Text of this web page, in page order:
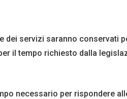
servizi saranno conservati
il tempo richiesto dalla
necessario per rispondere